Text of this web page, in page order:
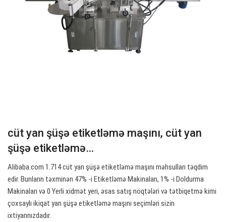
cüt yan şüşə etiketləmə maşını, cüt yan
şüşə etiketləmə…
Alibaba.com 1.714 cüt yan şüşə etiketləmə maşını məhsulları təqdim
edir. Bunların təxminən 47% -i Etiketləmə Makinaları, 1% -i Doldurma
Makinaları və 0 Yerli xidmət yeri, əsas satış nöqtələri və tətbiqetmə kimi
çoxsaylı ikiqat yan şüşə etiketləmə maşını seçimləri sizin
ixtiyarınızdadır.